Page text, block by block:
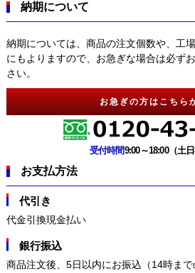
納期について
納期については、商品の注文個数や、工
にもよりますので、お急ぎな場合は必ず
さい。
お急ぎの方はこちら
受付時間9:00～18:00（土日
お支払方法
代引き
代金引換現金払い
銀行振込
商品注文後、5日以内にお振込（14時ま